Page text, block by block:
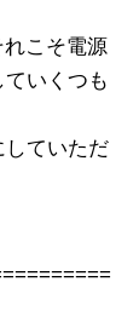
こそ電源
いくつも
していただ